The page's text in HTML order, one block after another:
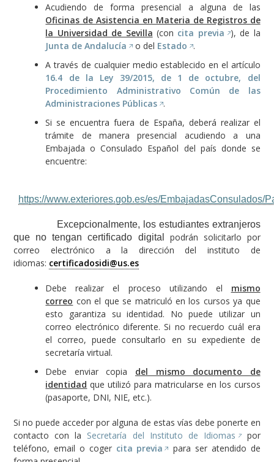
Acudiendo de forma presencial a alguna de las
Oficinas de Asistencia en Materia de Registros de
la Universidad de Sevilla (con cita previa ), de la
Junta de Andalucía
o del Estado
.
A través de cualquier medio establecido en el artículo
16.4 de la Ley 39/2015, de 1 de octubre, del
Procedimiento Administrativo Común de las
Administraciones Públicas .
Si se encuentra fuera de España, deberá realizar el
trámite de manera presencial acudiendo a una
Embajada o Consulado Español del país donde se
encuentre:
https://www.exteriores.gob.es/es/EmbajadasConsulados/
Excepcionalmente, los estudiantes extranjeros
que no tengan certificado digital podrán solicitarlo por
correo electrónico a la dirección del instituto de
idiomas: certificadosidi@us.es
Debe realizar el proceso utilizando el mismo
correo con el que se matriculó en los cursos ya que
esto garantiza su identidad. No puede utilizar un
correo electrónico diferente. Si no recuerdo cuál era
el correo, puede consultarlo en su expediente de
secretaría virtual.
Debe enviar copia del mismo documento de
identidad que utilizó para matricularse en los cursos
(pasaporte, DNI, NIE, etc.).
Si no puede acceder por alguna de estas vías debe ponerte en
contacto con la Secretaría del Instituto de Idiomas por
teléfono, email o coger cita previa
para ser atendido de